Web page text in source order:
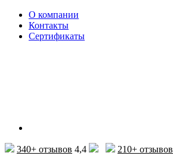
О компании
Контакты
Сертификаты
340+ отзывов 4,4 210+ отзывов